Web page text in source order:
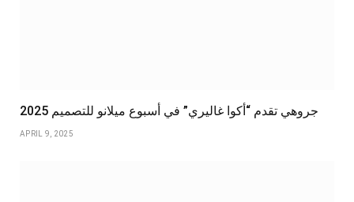
جروهي تقدم “أكوا غاليري” في أسبوع ميلانو للتصميم 2025
APRIL 9, 2025